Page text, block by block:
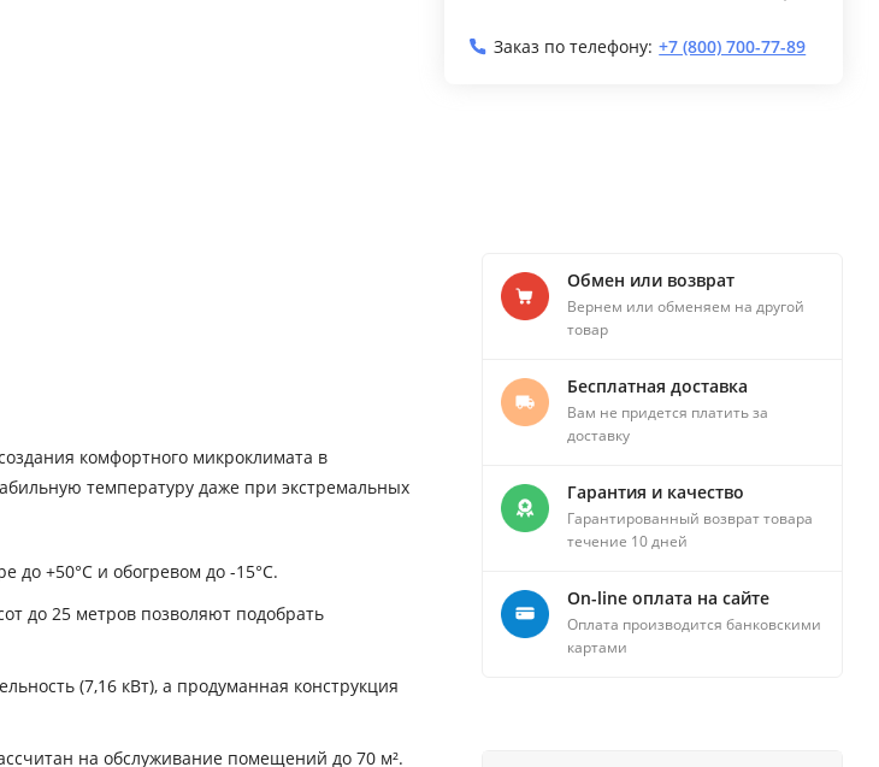
Заказ по телефону: +7 (800) 700-77-89
комфортного микроклимата в
температуру даже при экстремальных
до +50°C и обогревом до -15°C.
до 25 метров позволяют подобрать
(7,16 кВт), а продуманная конструкция
на обслуживание помещений до 70 м².
Обмен или возврат
Вернем или обменяем на другой
товар
Бесплатная доставка
Вам не придется платить за
доставку
Гарантия и качество
Гарантированный возврат товара
течение 10 дней
On-line оплата на сайте
Оплата производится банковскими
картами